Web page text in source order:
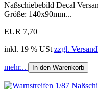
Naßschiebebild Decal
Größe: 140x90mm...
EUR 7,70
inkl. 19 % USt zzgl.
mehr... In den Warenkorb